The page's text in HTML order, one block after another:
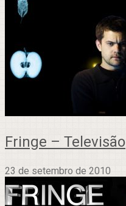
Fringe – Televisão
23 de setembro de 2010